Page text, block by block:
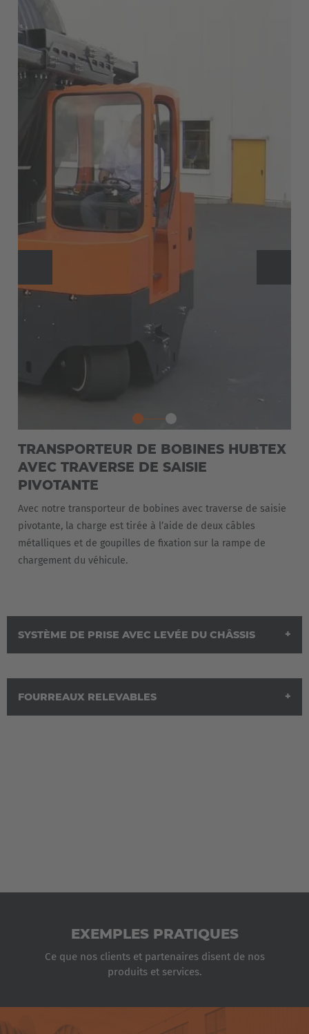
EUROPE
Deutsch
Česká republika
Cesko
Deutschland
Deutsch
España
France
Français
Great Britain
English
Österreich
Polska
Türkiye
Türkçe
TRANSPORTEUR DE BOBINES HUBTEX
AVEC TRAVERSE DE SAISIE
PIVOTANTE
Avec notre transporteur de bobines avec traverse de saisie
pivotante, la charge est tirée à l’aide de deux câbles
métalliques et de goupilles de fixation sur la rampe de
chargement du véhicule.
SYSTÈME DE PRISE AVEC LEVÉE DU CHÂSSIS
TRANSPORTEUR DE BOBINES HUBTEX
FOURREAUX RELEVABLES
EXEMPLES PRATIQUES
Ce que nos clients et partenaires disent de nos
produits et services.